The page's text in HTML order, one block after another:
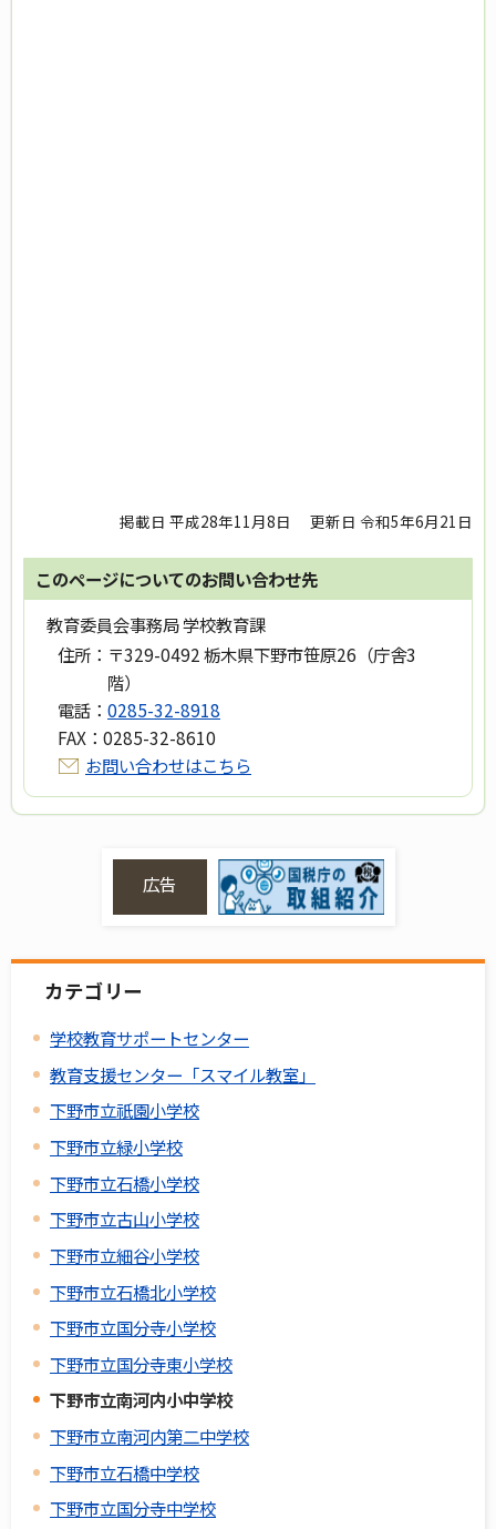
掲載日 平成28年11月8日 更新日 令和5年6月21日
このページについてのお問い合わせ先
教育委員会事務局 学校教育課
住所： 〒329-0492 栃木県下野市笹原26（庁舎3
階）
電話： 0285-32-8918
FAX： 0285-32-8610
お問い合わせはこちら
広告
カテゴリー
学校教育サポートセンター
教育支援センター「スマイル教室」
下野市立祇園小学校
下野市立緑小学校
下野市立石橋小学校
下野市立古山小学校
下野市立細谷小学校
下野市立石橋北小学校
下野市立国分寺小学校
下野市立国分寺東小学校
下野市立南河内小中学校
下野市立南河内第二中学校
下野市立石橋中学校
下野市立国分寺中学校